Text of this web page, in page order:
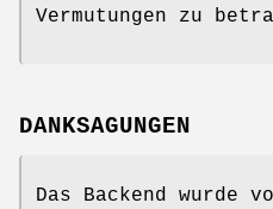
Vermutungen zu
DANKSAGUNGEN
Das Backend wurde